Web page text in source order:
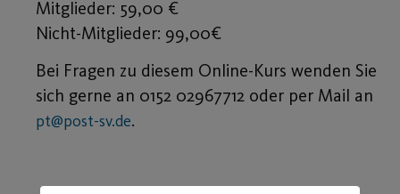
Mitglieder: 59,00 €
Nicht-Mitglieder: 99,00€
Bei Fragen zu diesem Online-Kurs wenden Sie
sich gerne an 0152 02967712 oder per Mail an
pt@post-sv.de.